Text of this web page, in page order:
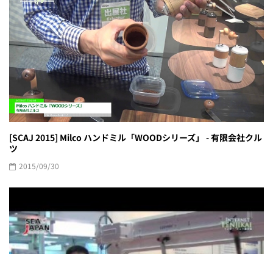
[SCAJ 2015] Milco ハンドミル「WOODシリーズ」 - 有限会社クル
ツ
2015/09/30